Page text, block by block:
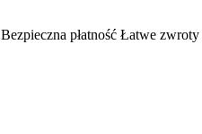
Bezpieczna płatność Łatwe zwroty